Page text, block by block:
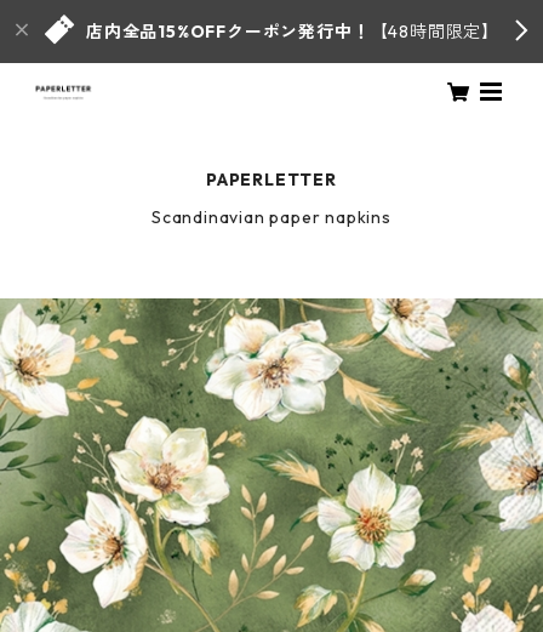
店内全品15%OFFクーポン発行中！ 【48時間限定】
PAPERLETTER
Scandinavian paper napkins